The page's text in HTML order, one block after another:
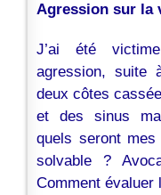
Agression sur la
J’ai été
agression, suite
deux côtes
et des sinus
quels seront mes
solvable ?
Comment évaluer